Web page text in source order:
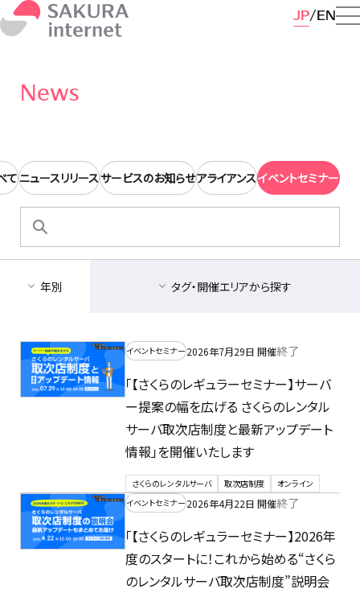
JP EN
News
てニュースリリースサービスのお知らせアライアンスイベントセミナー
年別 タグ・開催エリアから探す
イベントセミナー2026年7月29日 開催終了
「【さくらのレギュラーセミナー】サーバ
ー提案の幅を広げる さくらのレンタル
サーバ取次店制度と最新アップデート
情報」を開催いたします
さくらのレンタルサーバ 取次店制度
オンライン
イベントセミナー2026年4月22日 開催終了
「【さくらのレギュラーセミナー】2026年
度のスタートに！これから始める“さくら
のレンタルサーバ取次店制度”説明会